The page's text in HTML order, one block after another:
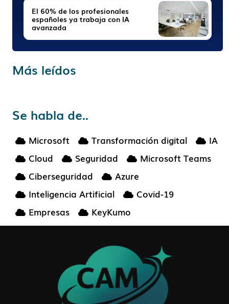
El 60% de los profesionales
españoles ya trabaja con IA
avanzada
Más leídos
Se habla de..
Microsoft Transformación digital
IA
Cloud
Seguridad
Microsoft Teams
Ciberseguridad
Azure
Inteligencia Artificial
Covid-19
Empresas
KeyKumo